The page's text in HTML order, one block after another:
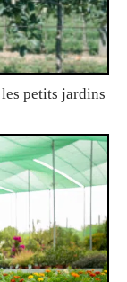
petits jardins